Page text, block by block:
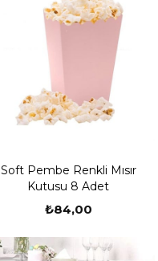
Soft Pembe Renkli Mısır
Kutusu 8 Adet
₺84,00